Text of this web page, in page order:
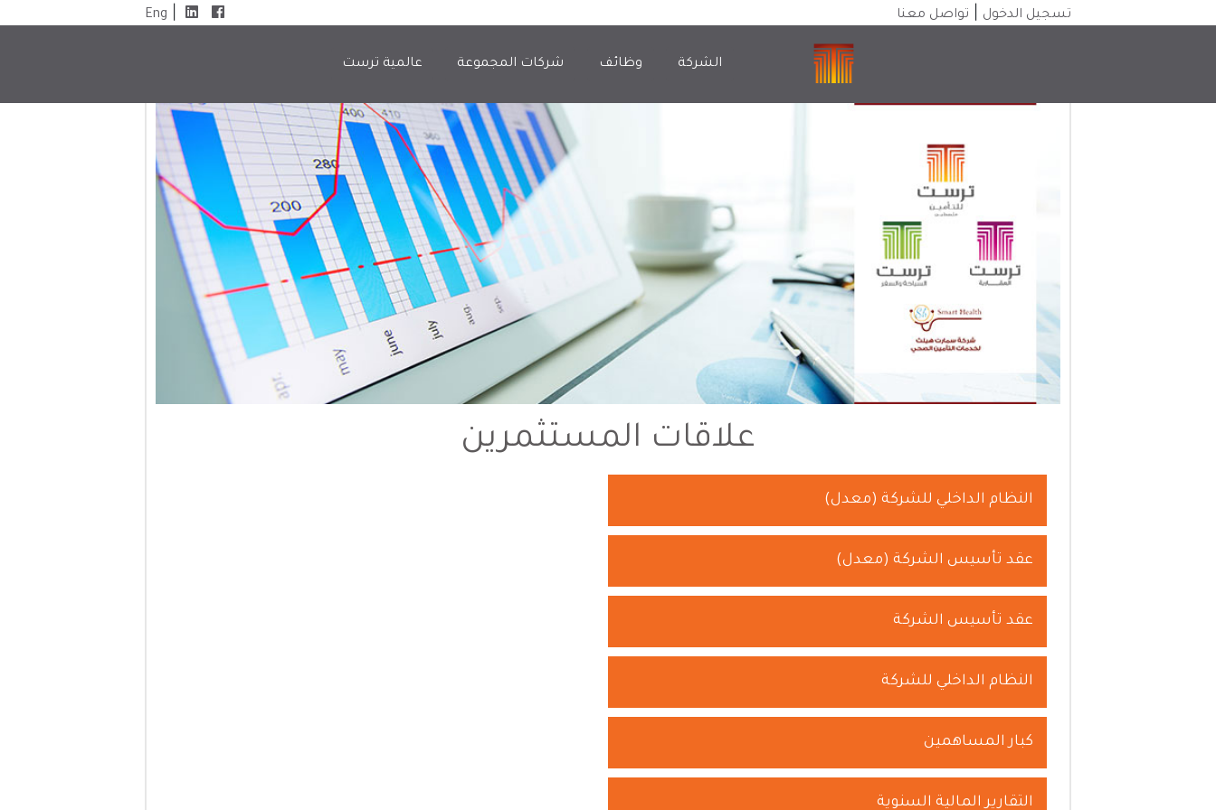
تسجيل الدخول تواصل معنا Eng
الشركة وظائف شركات المجموعة عالمية ترست
علاقات المستثمرين
النظام الداخلي للشركة (معدل)
عقد تأسيس الشركة (معدل)
عقد تأسيس الشركة
النظام الداخلي للشركة
كبار المساهمين
التقارير المالية السنوية